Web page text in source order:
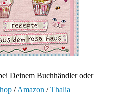
Deinem Buchhändler oder
/Amazon /Thalia